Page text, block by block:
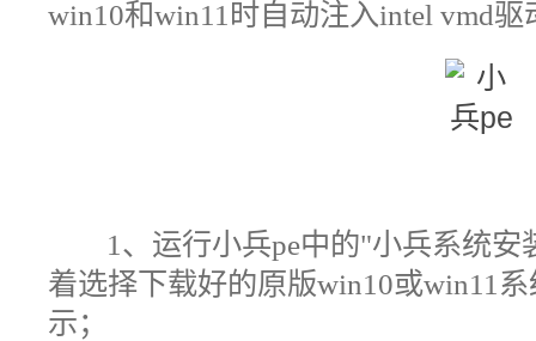
win10和win11时自动注入intel vmd驱
1、运行小兵pe中的"小兵系统
着选择下载好的原版win10或win11
示；